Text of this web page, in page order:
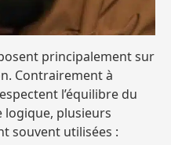
principalement sur
Contrairement à
l’équilibre du
logique, plusieurs
souvent utilisées :